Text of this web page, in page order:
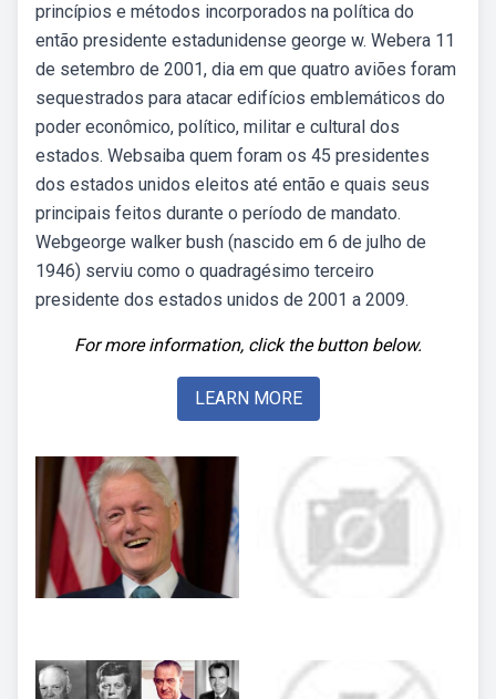
princípios e métodos incorporados na política do
então presidente estadunidense george w. Webera 11
de setembro de 2001, dia em que quatro aviões foram
sequestrados para atacar edifícios emblemáticos do
poder econômico, político, militar e cultural dos
estados. Websaiba quem foram os 45 presidentes
dos estados unidos eleitos até então e quais seus
principais feitos durante o período de mandato.
Webgeorge walker bush (nascido em 6 de julho de
1946) serviu como o quadragésimo terceiro
presidente dos estados unidos de 2001 a 2009.
For more information, click the button below.
LEARN MORE